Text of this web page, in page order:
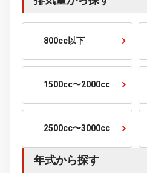
7人乗り
排気量から探す
800cc以下
1500cc〜2000cc